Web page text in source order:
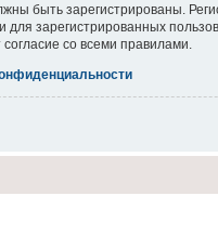
быть зарегистрированы.
для зарегистрированных
со всеми правилами.